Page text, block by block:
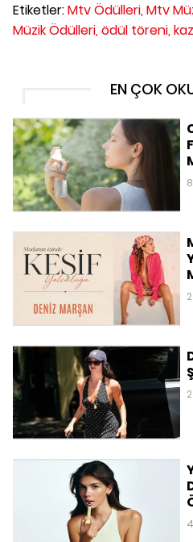
Etiketler:Mtv Ödülleri,Mtv
Müzik Ödülleri,ödül töreni,
EN ÇOK